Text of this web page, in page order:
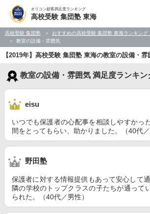
オリコン顧客満足度ランキング
高校受験 集団塾 東海
高校受験 集団塾 おすすめの高校受験 集団塾 東海ランキング
教室の設備・雰囲気
【2019年】高校受験 集団塾 東海の教室の設備・
教室の設備・雰囲気 満足度ランキン
eisu
いつでも保護者の心配事を相談しやすかっ
間をとってもらい、助かりました。（40代／
野田塾
保護者に対する情報提供もあって安心して
隣の学校のトップクラスの子たちが通って
られた。（40代／男性）